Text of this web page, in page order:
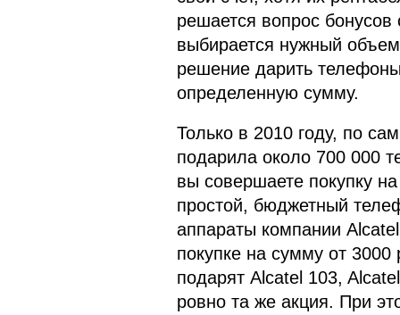
решается вопрос бонусов
выбирается нужный
решение дарить
определенную сумму.
Только в 2010 году, по
подарила около 700 000
вы совершаете покупку
простой, бюджетный
аппараты компании
покупке на сумму от 3000
подарят Alcatel 103,
ровно та же акция. При